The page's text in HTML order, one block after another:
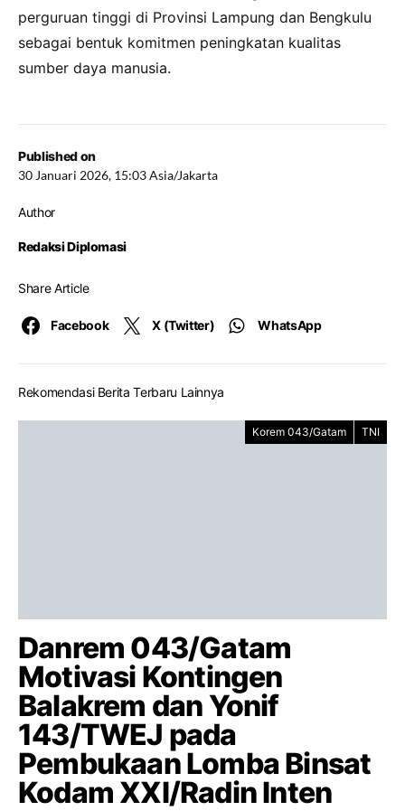
Published on
30 Januari 2026, 15:03 Asia/Jakarta
Author
Redaksi Diplomasi
Share Article
Facebook X (Twitter) WhatsApp
perguruan tinggi di Provinsi Lampung dan Bengkulu
sebagai bentuk komitmen peningkatan kualitas
sumber daya manusia.
Rekomendasi Berita Terbaru Lainnya
Korem 043/Gatam TNI
Danrem 043/Gatam
Motivasi Kontingen
Balakrem dan Yonif
143/TWEJ pada
Pembukaan Lomba Binsat
Kodam XXI/Radin Inten